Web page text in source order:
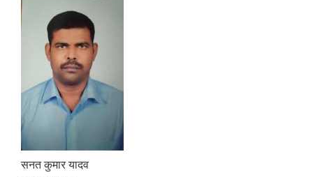
सनत कुमार यादव